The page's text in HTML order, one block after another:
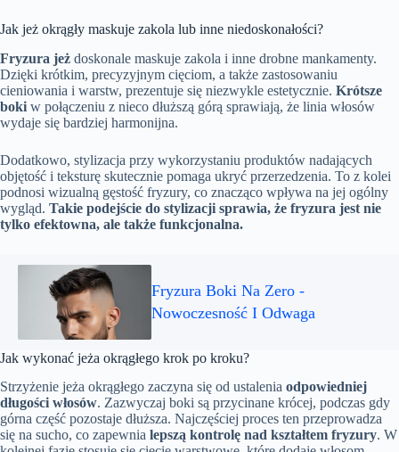
Jak jeż okrągły maskuje zakola lub inne niedoskonałości?
Fryzura jeż doskonale maskuje zakola i inne drobne mankamenty.
Dzięki krótkim, precyzyjnym cięciom, a także zastosowaniu
cieniowania i warstw, prezentuje się niezwykle estetycznie. Krótsze
boki w połączeniu z nieco dłuższą górą sprawiają, że linia włosów
wydaje się bardziej harmonijna.
Dodatkowo, stylizacja przy wykorzystaniu produktów nadających
objętość i teksturę skutecznie pomaga ukryć przerzedzenia. To z kolei
podnosi wizualną gęstość fryzury, co znacząco wpływa na jej ogólny
wygląd. Takie podejście do stylizacji sprawia, że fryzura jest nie
tylko efektowna, ale także funkcjonalna.
Fryzura Boki Na Zero -
Nowoczesność I Odwaga
Jak wykonać jeża okrągłego krok po kroku?
Strzyżenie jeża okrągłego zaczyna się od ustalenia odpowiedniej
długości włosów. Zazwyczaj boki są przycinane krócej, podczas gdy
górna część pozostaje dłuższa. Najczęściej proces ten przeprowadza
się na sucho, co zapewnia lepszą kontrolę nad kształtem fryzury. W